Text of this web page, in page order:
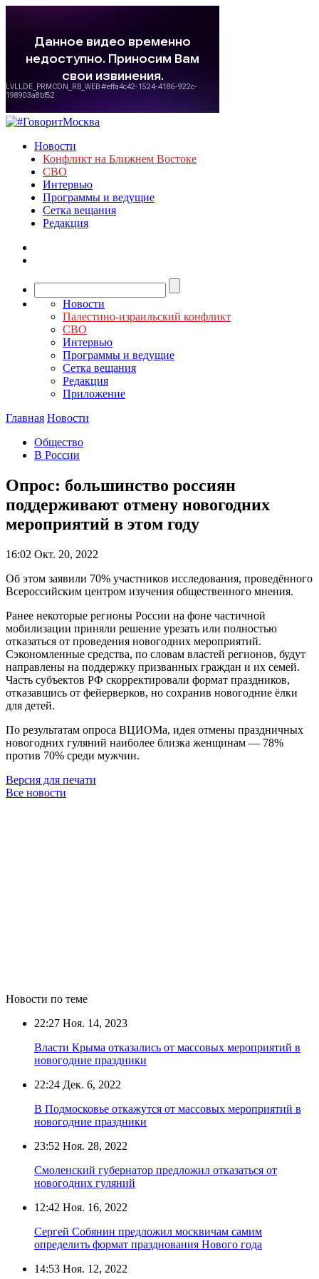
Новости
Конфликт на Ближнем Востоке
СВО
Интервью
Программы и ведущие
Сетка вещания
Редакция
Новости
Палестино-израильский конфликт
СВО
Интервью
Программы и ведущие
Сетка вещания
Редакция
Приложение
Главная Новости
Общество
В России
Опрос: большинство россиян
поддерживают отмену новогодних
мероприятий в этом году
16:02 Окт. 20, 2022
Об этом заявили 70% участников исследования, проведённого
Всероссийским центром изучения общественного мнения.
Ранее некоторые регионы России на фоне частичной
мобилизации приняли решение урезать или полностью
отказаться от проведения новогодних мероприятий.
Сэкономленные средства, по словам властей регионов, будут
направлены на поддержку призванных граждан и их семей.
Часть субъектов РФ скорректировали формат праздников,
отказавшись от фейерверков, но сохранив новогодние ёлки
для детей.
По результатам опроса ВЦИОМа, идея отмены праздничных
новогодних гуляний наиболее близка женщинам — 78%
против 70% среди мужчин.
Версия для печати
Все новости
Новости по теме
22:27 Ноя. 14, 2023
Власти Крыма отказались от массовых мероприятий в
новогодние праздники
22:24 Дек. 6, 2022
В Подмосковье откажутся от массовых мероприятий в
новогодние праздники
23:52 Ноя. 28, 2022
Смоленский губернатор предложил отказаться от
новогодних гуляний
12:42 Ноя. 16, 2022
Сергей Собянин предложил москвичам самим
определить формат празднования Нового года
14:53 Ноя. 12, 2022